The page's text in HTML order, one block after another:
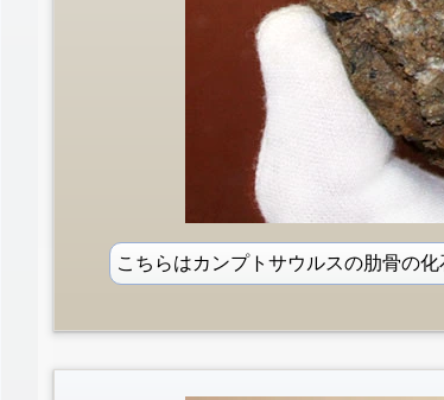
こちらはカンプトサウルスの肋骨の